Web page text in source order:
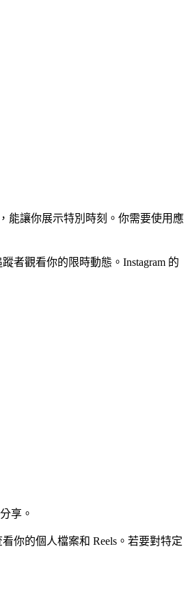
能讓你展示特別時刻。你需要使用應
者觀看你的限時動態。Instagram 的
享。
你的個人檔案和 Reels。若要對特定